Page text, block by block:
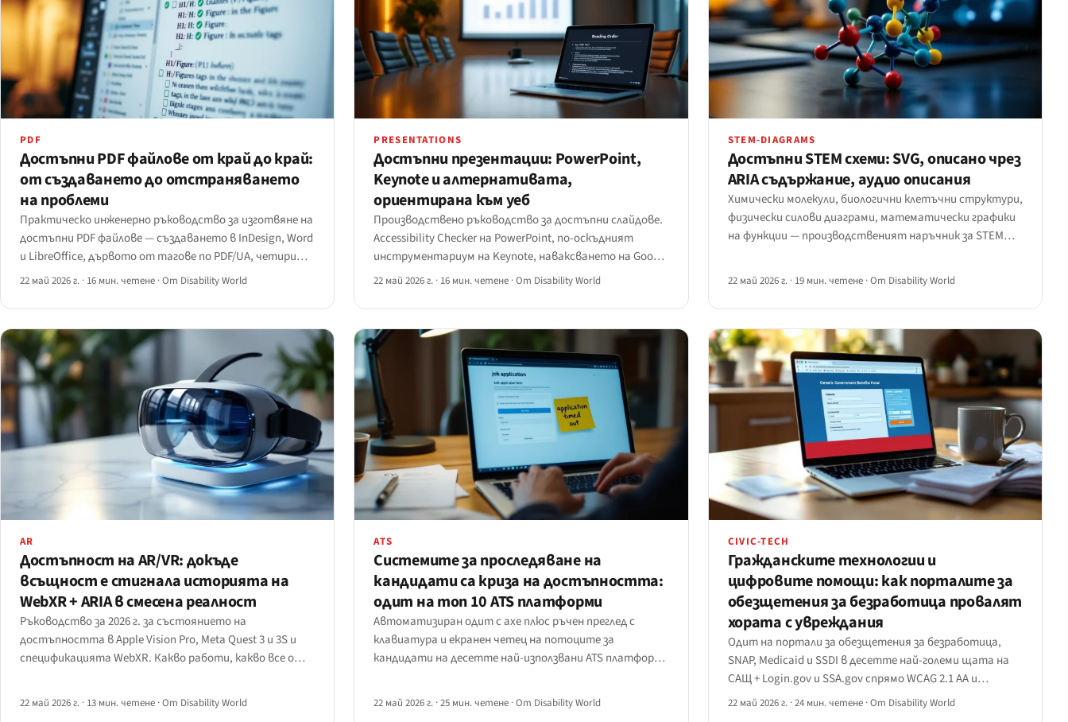
PDF
Достъпни PDF файлове от край до край:
от създаването до отстраняването
на проблеми
Практическо инженерно ръководство за изготвяне на
достъпни PDF файлове — създаването в InDesign, Word
и LibreOffice, дървото от тагове по PDF/UA, четирите
инструмента за отстраняване на проблеми и как
тагнат PDF различно.
22 май 2026 г. · 16 мин. четене ·От Disability World
PRESENTATIONS
Достъпни презентации: PowerPoint,
Keynote и алтернативата,
ориентирана към уеб
Производствено ръководство за достъпни слайдове.
Accessibility Checker на PowerPoint, по-оскъдният
инструментариум на Keynote, наваксването на Google
Slides и ориентираният към уеб маршрут Reveal.js /
правилния инструмент.
22 май 2026 г. · 16 мин. четене ·От Disability World
STEM-DIAGRAMS
Достъпни STEM схеми: SVG, описано чрез
ARIA съдържание, аудио описания
Химически молекули, биологични клетъчни структури,
физически силови диаграми, математически графики
на функции — производственият наръчник за STEM
брайл и аудио-описателните потоци наистина могат
22 май 2026 г. · 19 мин. четене ·От Disability World
AR
Достъпност на AR/VR: докъде
всъщност е стигнала историята на
WebXR + ARIA в смесена реалност
Ръководство за 2026 г. за състоянието на
достъпността в Apple Vision Pro, Meta Quest 3 и 3S и
спецификацията WebXR. Какво работи, какво все още
още не бива да пускат базирани на браузър XR
изживявания за потребители с увреждания.
22 май 2026 г. · 13 мин. четене ·От Disability World
ATS
Системите за проследяване на
кандидати са криза на достъпността:
одит на топ 10 ATS платформи
Автоматизиран одит с axe плюс ръчен преглед с
клавиатура и екранен четец на потоците за
кандидати на десетте най-използвани ATS платформи
Greenhouse, Lever, BambooHR, Workable, JazzHR и
22 май 2026 г. ·25 мин. четене ·От Disability World
CIVIC-TECH
Гражданските технологии и
цифровите помощи: как порталите за
обезщетения за безработица провалят
хората с увреждания
Одит на портали за обезщетения за безработица,
SNAP, Medicaid и SSDI в десетте най-големи щата на
САЩ + Login.gov и SSA.gov спрямо WCAG 2.1 AA и
окончателното правило на DOJ по Дял II от април 2024
22 май 2026 г. ·24 мин. четене ·От Disability World